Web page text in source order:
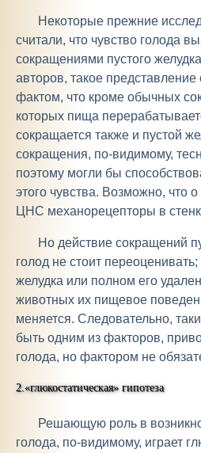
Некоторые прежние
считали, что чувство голода
сокращениями пустого
авторов, такое представление
фактом, что кроме обычных
которых пища
сокращается также и пустой
сокращения, по-видимому,
поэтому могли бы
этого чувства. Возможно, что
ЦНС механорецепторы в
Но действие сокращений
голод не стоит
желудка или полном его
животных их пищевое
меняется. Следовательно,
быть одним из факторов,
голода, но фактором не
2.«глюкостатическая» гипотеза
Решающую роль в
голода, по-видимому, играет